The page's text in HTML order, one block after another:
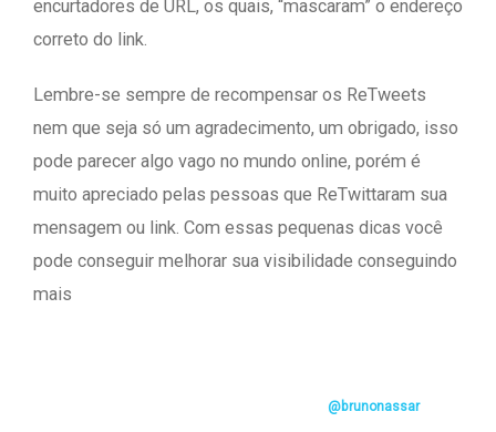
encurtadores de URL, os quais, “mascaram” o endereço
correto do link.
Lembre-se sempre de recompensar os ReTweets
nem que seja só um agradecimento, um obrigado, isso
pode parecer algo vago no mundo online, porém é
muito apreciado pelas pessoas que ReTwittaram sua
mensagem ou link. Com essas pequenas dicas você
pode conseguir melhorar sua visibilidade conseguindo
mais
OBS: Não se esqueça de me seguir no Twitter@brunonassar